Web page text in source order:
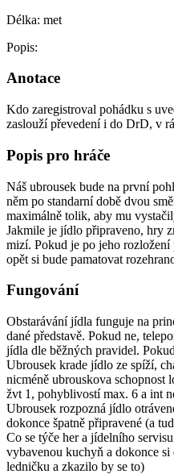
Délka: met
Popis:
Anotace
Kdo zaregistroval pohádku s
zaslouží převedení i do DrD, v
Popis pro hráče
Náš ubrousek bude na první
něm po standarní době dvou
maximálně tolik, aby mu
Jakmile je jídlo připraveno, hry
mizí. Pokud je po jeho rozložení
opět si bude pamatovat
Fungování
Obstarávání jídla funguje na
dané představě. Pokud ne,
jídla dle běžných pravidel.
Ubrousek krade jídlo ze spíží,
nicméně ubrouskova schopnost
žvt 1, pohyblivostí max. 6 a int
Ubrousek rozpozná jídlo
dokonce špatně připravené (a
Co se týče her a jídelního
vybavenou kuchyň a dokonce
ledničku a zkazilo by se to)